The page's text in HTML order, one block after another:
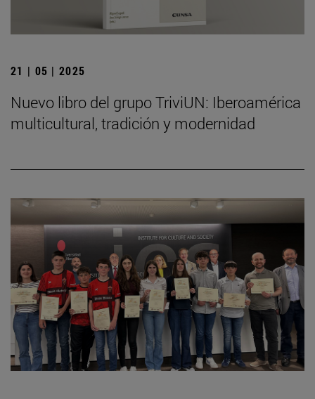
21 | 05 | 2025
Nuevo libro del grupo TriviUN: Iberoamérica
multicultural, tradición y modernidad